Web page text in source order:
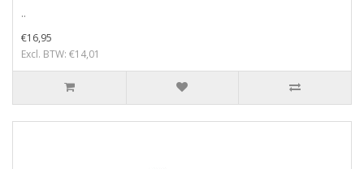
..
€16,95
Excl. BTW: €14,01